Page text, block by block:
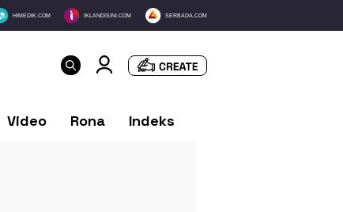
HIMEDIK.COM IKLANDISINI.COM SERBADA.COM
Video Rona Indeks